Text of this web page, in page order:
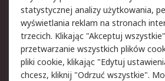
Aspekty prawne
Bezpieczeństwo e-
maila
Polityka prywatności
statystycznej analizy użytkowania,
wyświetlania reklam na stronach
trzecich. Klikając "Akceptuj
przetwarzanie wszystkich plików
pliki cookie, klikając "Edytuj
chcesz, kliknij "Odrzuć wszystkie".